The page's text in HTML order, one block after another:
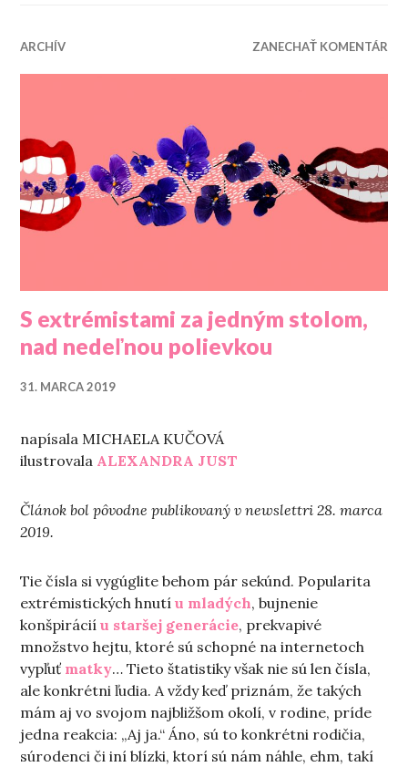
ARCHÍV ZANECHAŤ KOMENTÁR
S extrémistami za jedným stolom,
nad nedeľnou polievkou
31. MARCA 2019
napísala MICHAELA KUČOVÁ
ilustrovala ALEXANDRA JUST
Článok bol pôvodne publikovaný v newslettri 28. marca
2019.
Tie čísla si vygúglite behom pár sekúnd. Popularita
extrémistických hnutíu mladých, bujnenie
konšpiráciíu staršej generácie, prekvapivé
množstvo hejtu, ktoré sú schopné na internetoch
vypľuť matky… Tieto štatistiky však nie sú len čísla,
ale konkrétni ľudia. A vždy keď priznám, že takých
mám aj vo svojom najbližšom okolí, v rodine, príde
jedna reakcia: „Aj ja.“ Áno, sú to konkrétni rodičia,
súrodenci či iní blízki, ktorí sú nám náhle, ehm, takí